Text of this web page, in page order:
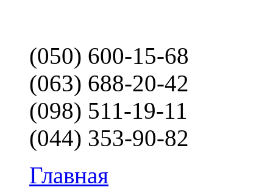
(050) 600-15-68
(063) 688-20-42
(098) 511-19-11
(044) 353-90-82
Главная